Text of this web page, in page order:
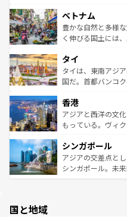
参照してほしい。
容にもいいと評判
が味わえ
照してほしい。
き、地方に足を延
できる。そして、
まで、さまざまな
リティに包まれな
覧を参照してほし
ベトナム
豊かな自然と多様
く伸びる国土には
急速な発展と共に
ーチミン市のフラ
醸し出している。
とつ。フォーやバ
ひ現地で味わいた
が旅行者を迎えて
参照してほしい。
タイ
タイは、東南アジ
国だ。首都バンコ
の活気が交差して
帯で自然と触れ合
いビーチでリゾー
激する。気候は一
が待っている。親
た文化、そして多
香港
アジアと西洋の文
もっている。ヴィ
み、どこを訪れて
ており、効率よく
うな絶景から文化
シンガポール
アジアの交差点と
シンガポール。未
国と地域